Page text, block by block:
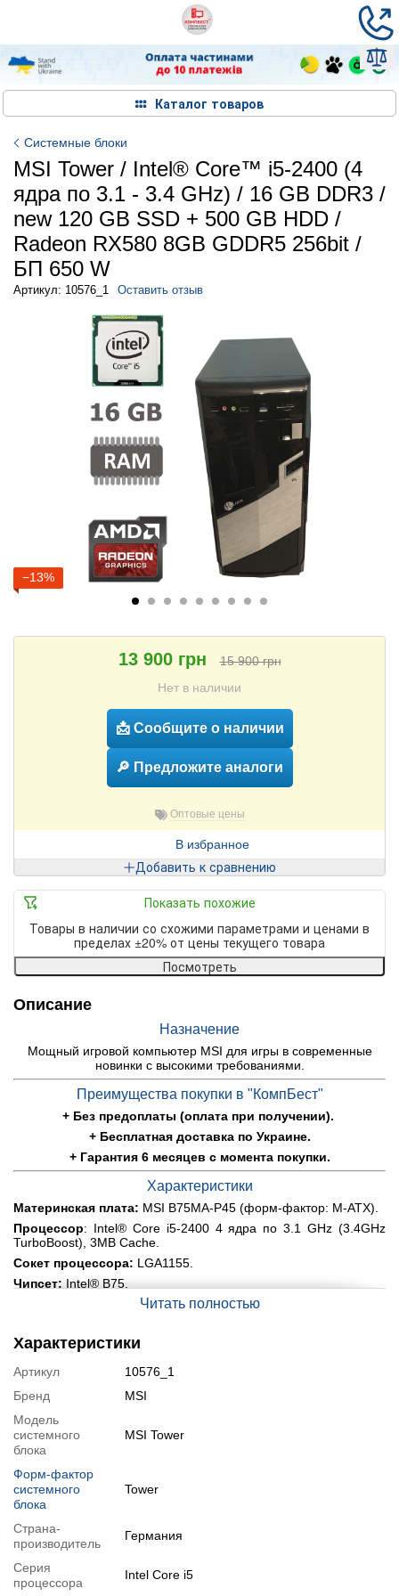
Каталог товаров
Системные блоки
MSI Tower / Intel® Core™ i5-2400 (4
ядра по 3.1 - 3.4 GHz) / 16 GB DDR3 /
new 120 GB SSD + 500 GB HDD /
Radeon RX580 8GB GDDR5 256bit /
БП 650 W
Артикул: 10576_1 Оставить отзыв
−13%
13 900 грн
15 900 грн
Нет в наличии
📩 Сообщите о наличии
🔎 Предложите аналоги
Оптовые цены
В избранное
Добавить к сравнению
Показать похожие
Товары в наличии со схожими параметрами и ценами в
пределах ±20% от цены текущего товара
Посмотреть
Описание
Назначение
Мощный игровой компьютер MSI для игры в современные
новинки с высокими требованиями.
Преимущества покупки в "КомпБест"
+ Без предоплаты (оплата при получении).
+ Бесплатная доставка по Украине.
+ Гарантия 6 месяцев с момента покупки.
Характеристики
Материнская плата: MSI B75MA-P45 (форм-фактор: M-ATX).
Процессор: Intel® Core i5-2400 4 ядра по 3.1 GHz (3.4GHz
TurboBoost), 3MB Cache.
Сокет процессора: LGA1155.
Чипсет: Intel® B75.
Оперативная память:16GB DDR3 (4 планки по 4).
Графика: AMD Radeon RX580 (8GB GDDR5 256bit);
Порты:
SATA версии 3 (6 ГБ/с)
DVI-D port with max. resolution up to 1920x1200 @60Hz
VGA port with max. resolution up to 2048x1536 @75Hz
PCIe 3.0 x16 slot + PCIe 2.0 x1 slot + PCI slot
2х PS/2
Ethernet LAN (RJ-45) 10/100/1000.
Поддержка операционных систем:
Windows 7 32/64, Windows 8 32/64, Windows 10 32/64.
Читать полностью
Характеристики
Артикул
10576_1
Бренд
MSI
Модель
системного
блока
MSI Tower
Форм-фактор
системного
блока
Tower
Страна-
производитель
Германия
Серия
процессора
Intel Core i5